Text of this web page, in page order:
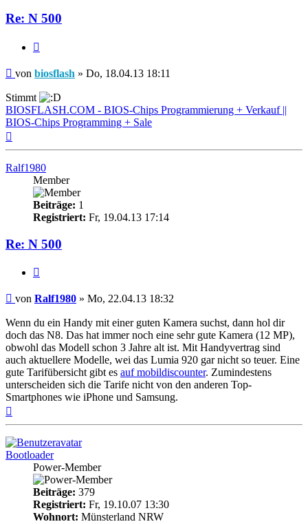
Re: N 500
Beitrag
von biosflash » Do, 18.04.13 18:11
Stimmt
BIOSFLASH.COM - BIOS-Chips Programmierung + Verkauf ||
BIOS-Chips Programming + Sale
Ralf1980
Member
Beiträge: 1
Registriert: Fr, 19.04.13 17:14
Re: N 500
Beitrag
von Ralf1980 » Mo, 22.04.13 18:32
Wenn du ein Handy mit einer guten Kamera suchst, dann hol dir
doch das N8. Das hat immer noch eine sehr gute Kamera (12 MP),
obwohl das Modell schon 3 Jahre alt ist. Mit Handyvertrag sind
auch aktuellere Modelle, wei das Lumia 920 gar nicht so teuer. Eine
gute Tarifübersicht gibt es auf mobildiscounter. Zumindestens
unterscheiden sich die Tarife nicht von den anderen Top-
Smartphones wie iPhone und Samsung.
oben
Bootloader
Power-Member
Beiträge: 379
Registriert: Fr, 19.10.07 13:30
Wohnort: Münsterland NRW